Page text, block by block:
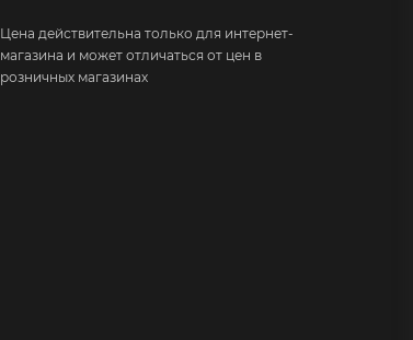
Цена действительна только для интернет-
магазина и может отличаться от цен в
розничных магазинах